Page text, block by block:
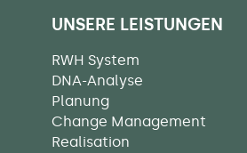
UNSERE LEISTUNGEN
RWH System
DNA-Analyse
Planung
Change Management
Realisation